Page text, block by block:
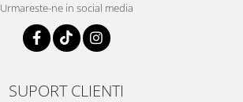
Urmareste-ne in social media
SUPORT CLIENTI